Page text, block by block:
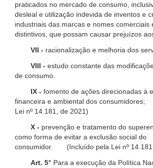
praticados no mercado de consumo,
desleal e utilização indevida de inventos e
industriais das marcas e nomes comerciais
distintivos, que possam causar prejuízos
VII - racionalização e melhoria dos
VIII - estudo constante das
de consumo.
IX - fomento de ações direcionadas à
financeira e ambiental dos
Lei nº 14.181, de 2021)
X - prevenção e tratamento do
como forma de evitar a exclusão social do
consumidor. (Incluído pela Lei nº
Art. 5° Para a execução da Política